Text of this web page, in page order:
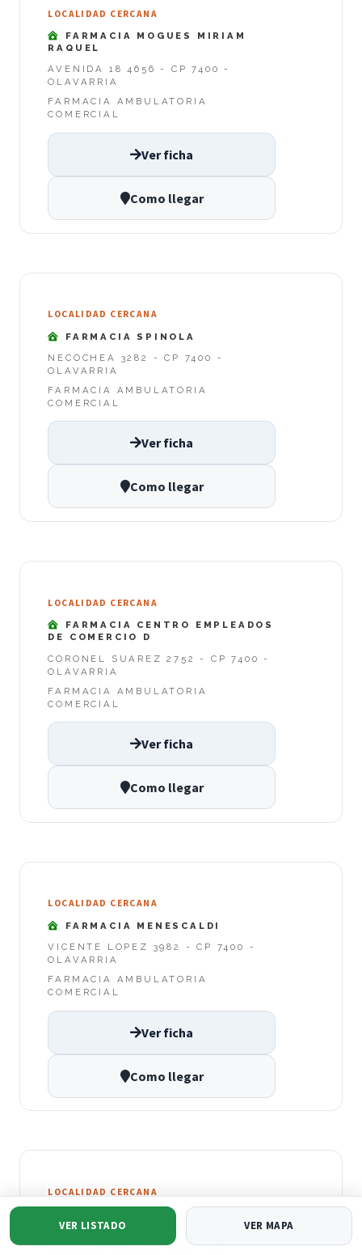
LOCALIDAD CERCANA
FARMACIA MOGUES MIRIAM
RAQUEL
AVENIDA 18 4656 - CP 7400 -
OLAVARRIA
FARMACIA AMBULATORIA
COMERCIAL
Ver ficha
Como llegar
LOCALIDAD CERCANA
FARMACIA SPINOLA
NECOCHEA 3282 - CP 7400 -
OLAVARRIA
FARMACIA AMBULATORIA
COMERCIAL
Ver ficha
Como llegar
LOCALIDAD CERCANA
FARMACIA CENTRO EMPLEADOS
DE COMERCIO D
CORONEL SUAREZ 2752 - CP 7400 -
OLAVARRIA
FARMACIA AMBULATORIA
COMERCIAL
Ver ficha
Como llegar
LOCALIDAD CERCANA
FARMACIA MENESCALDI
VICENTE LOPEZ 3982 - CP 7400 -
OLAVARRIA
FARMACIA AMBULATORIA
COMERCIAL
Ver ficha
Como llegar
LOCALIDAD CERCANA
FARMACIA SINDICATO DE
OBREROS Y EMPLEAD
CORONEL SUAREZ 2201 - CP 1 -
VER LISTADO VER MAPA